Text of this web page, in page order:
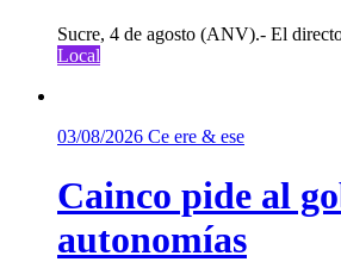
Sucre, 4 de agosto (ANV).- El
Local
03/08/2026 Ce ere & ese
Cainco pide al
autonomías